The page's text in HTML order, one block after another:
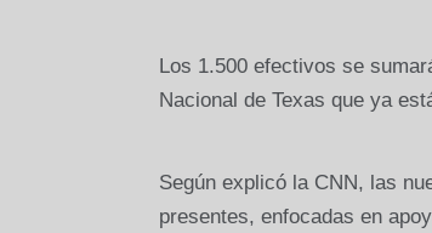
Los 1.500 efectivos se
Nacional de Texas que ya
Según explicó la CNN, las
presentes, enfocadas en